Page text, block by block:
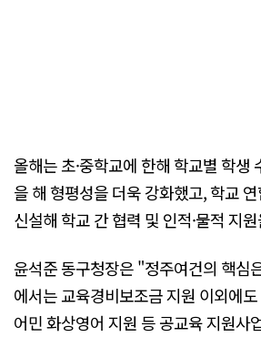
올해는 초·중학교에 한해 학교별 학생
을 해 형평성을 더욱 강화했고, 학교
신설해 학교 간 협력 및 인적·물적 지
윤석준 동구청장은 "정주여건의 핵심
에서는 교육경비보조금 지원 이외에
어민 화상영어 지원 등 공교육 지원사